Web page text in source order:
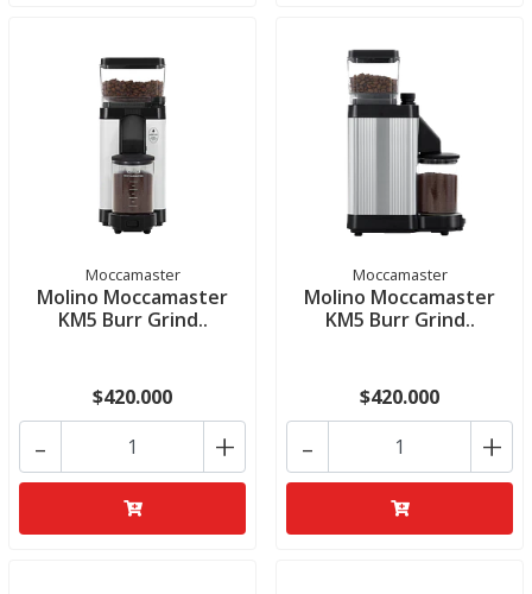
Moccamaster
Molino Moccamaster
KM5 Burr Grind..
$420.000
+
-
Moccamaster
Molino Moccamaster
KM5 Burr Grind..
$420.000
+
-